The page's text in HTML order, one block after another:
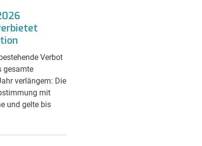
Verbot
gesamte
verlängern: Die
mit
und gelte bis